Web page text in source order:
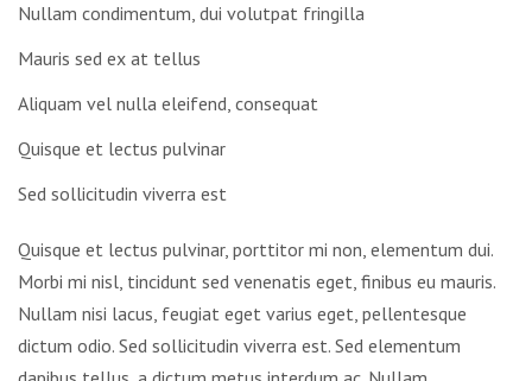
Nullam condimentum, dui volutpat fringilla
Mauris sed ex at tellus
Aliquam vel nulla eleifend, consequat
Quisque et lectus pulvinar
Sed sollicitudin viverra est
Quisque et lectus pulvinar, porttitor mi non, elementum dui.
Morbi mi nisl, tincidunt sed venenatis eget, finibus eu mauris.
Nullam nisi lacus, feugiat eget varius eget, pellentesque
dictum odio. Sed sollicitudin viverra est. Sed elementum